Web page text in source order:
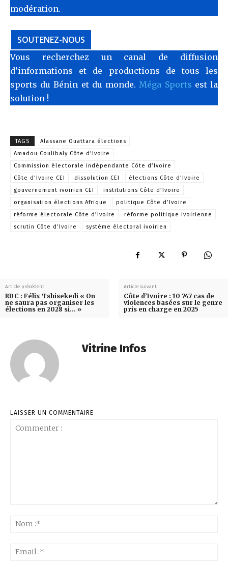
modération.
SOUTENEZ-NOUS
Vous recherchez un canal de diffusion
d’informations et de productions de tous les
sports du Bénin et du monde. Méga Sports est la
solution !
TAGS
Alassane Ouattara élections
Amadou Coulibaly Côte d’Ivoire
Commission électorale indépendante Côte d’Ivoire
Côte d’Ivoire CEI
dissolution CEI
élections Côte d’Ivoire
gouvernement ivoirien CEI
institutions Côte d’Ivoire
organisation élections Afrique
politique Côte d’Ivoire
réforme électorale Côte d’Ivoire
réforme politique ivoirienne
scrutin Côte d’Ivoire
système électoral ivoirien
Article précédent
RDC : Félix Tshisekedi « On
ne saura pas organiser les
élections en 2028 si… »
Article suivant
Côte d’Ivoire : 10 747 cas de
violences basées sur le genre
pris en charge en 2025
Vitrine Infos
LAISSER UN COMMENTAIRE